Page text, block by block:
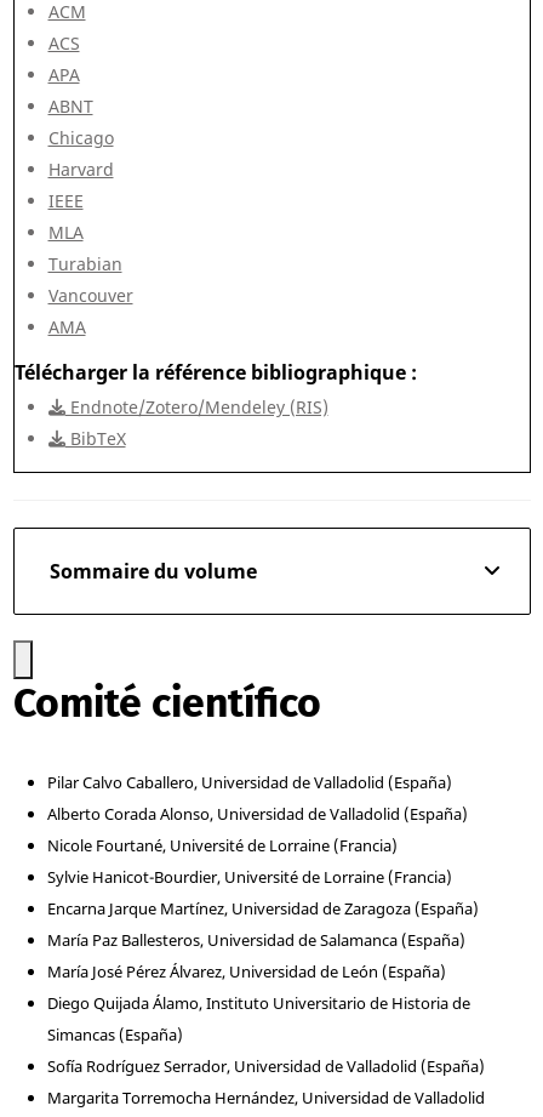
ACM
ACS
APA
ABNT
Chicago
Harvard
IEEE
MLA
Turabian
Vancouver
AMA
Télécharger la référence bibliographique
Endnote/Zotero/Mendeley (RIS)
BibTeX
Sommaire du volume
Comité científico
Pilar Calvo Caballero, Universidad de Valladolid (España)
Alberto Corada Alonso, Universidad de Valladolid (España)
Nicole Fourtané, Université de Lorraine (Francia)
Sylvie Hanicot-Bourdier, Université de Lorraine (Francia)
Encarna Jarque Martínez, Universidad de Zaragoza (España)
María Paz Ballesteros, Universidad de Salamanca (España)
María José Pérez Álvarez, Universidad de León (España)
Diego Quijada Álamo, Instituto Universitario de Historia de
Simancas (España)
Sofía Rodríguez Serrador, Universidad de Valladolid (España)
Margarita Torremocha Hernández, Universidad de Valladolid